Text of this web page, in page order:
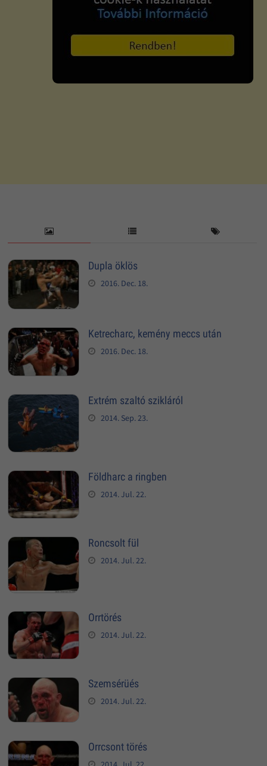
Dupla öklös
2016. Dec. 18.
Ketrecharc, kemény meccs után
2016. Dec. 18.
Extrém szaltó szikláról
2014. Sep. 23.
Földharc a ringben
2014. Jul. 22.
Roncsolt fül
2014. Jul. 22.
Orrtörés
2014. Jul. 22.
Szemsérüés
2014. Jul. 22.
Orrcsont törés